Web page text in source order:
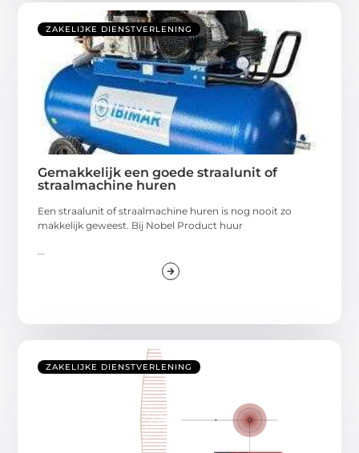
ZAKELIJKE DIENSTVERLENING
Gemakkelijk een goede straalunit of
straalmachine huren
Een straalunit of straalmachine huren is nog nooit zo
makkelijk geweest. Bij Nobel Product huur
...
ZAKELIJKE DIENSTVERLENING